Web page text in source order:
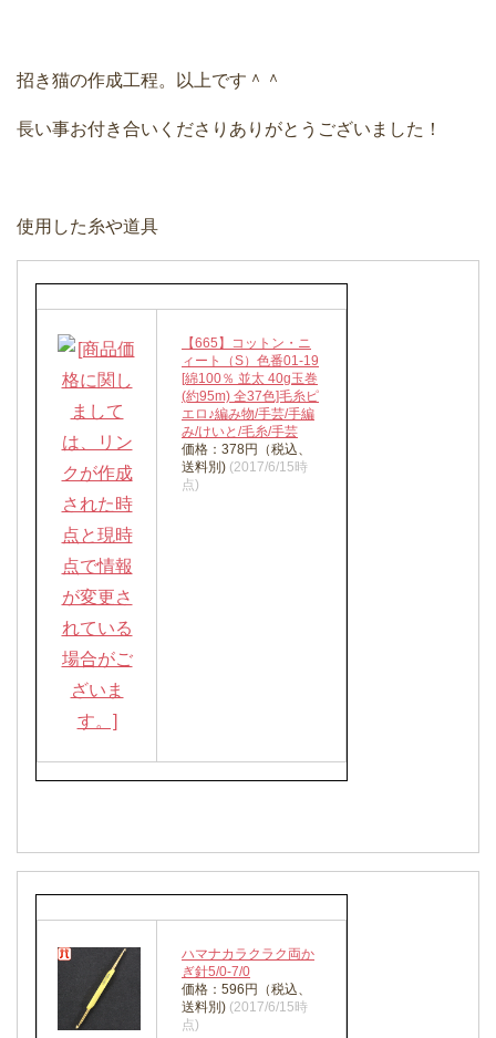
招き猫の作成工程。以上です＾＾
長い事お付き合いくださりありがとうございました！
使用した糸や道具
【665】コットン・ニ
ィート（S）色番01-19
[綿100％ 並太 40g玉巻
(約95m) 全37色]毛糸ピ
エロ♪編み物/手芸/手編
み/けいと/毛糸/手芸
価格：378円（税込、
送料別) (2017/6/15時
点)
ハマナカラクラク両か
ぎ針5/0-7/0
価格：596円（税込、
送料別) (2017/6/15時
点)